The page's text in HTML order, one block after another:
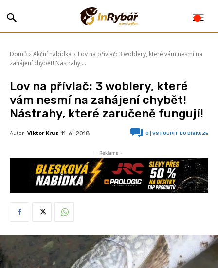
Domů Akční nabídka
Lov na přívlač: 3 woblery, které vám nesmí na
zahájení chybět! Nástrahy,...
Lov na přívlač: 3 woblery, které
vám nesmí na zahájení chybět!
Nástrahy, které zaručeně fungují!
Autor: Viktor Krus 11. 6. 2018 0 | VSTOUPIT DO DISKUZE
- Reklama -